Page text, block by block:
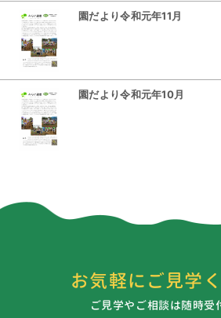
園だより令和元年11月
園だより令和元年10月
お気軽にご見学
ご見学やご相談は随時受